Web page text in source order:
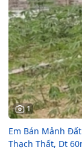
1
Em Bán Mảnh
Thạch Thất, Dt